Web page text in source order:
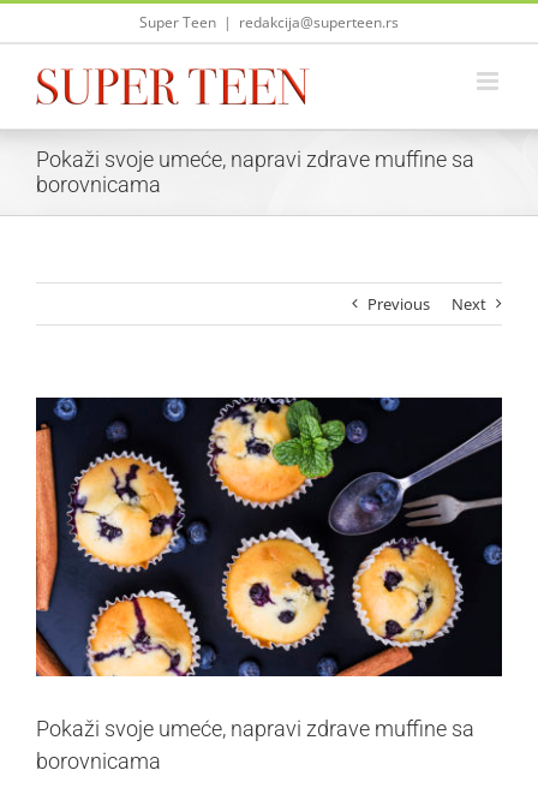
Skip
Super Teen | redakcija@superteen.rs
Pokaži svoje umeće, napravi zdrave muffine sa
borovnicama
Previous Next
View
Larger
Image
Pokaži svoje umeće, napravi zdrave muffine sa
borovnicama